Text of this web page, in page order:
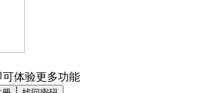
可体验更多功能